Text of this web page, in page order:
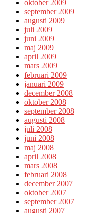
oktober 2009
september 2009
augusti 2009
juli 2009
juni 2009
maj 2009
april 2009
mars 2009
februari 2009
januari 2009
december 2008
oktober 2008
september 2008
augusti 2008
juli 2008
juni 2008
maj 2008
april 2008
mars 2008
februari 2008
december 2007
oktober 2007
september 2007
augusti 2007